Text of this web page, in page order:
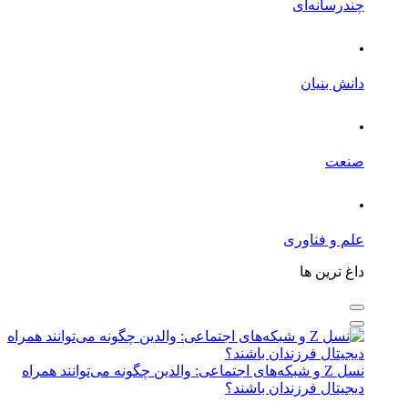
چندرسانه‌ای
.
دانش بنیان
.
صنعت
.
علم و فناوری
داغ ترین ها
نسل Z و شبکه‌های اجتماعی: والدین چگونه می‌توانند همراه
دیجیتال فرزندان باشند؟